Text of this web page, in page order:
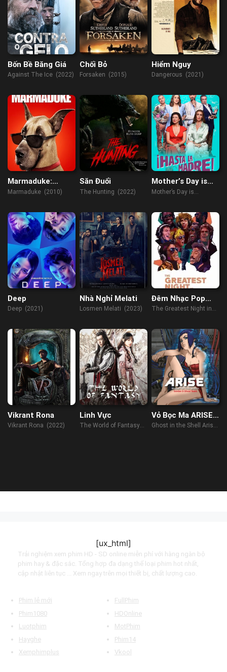
Bốn Bề Băng Giá
Against The Ice (2022)
Chối Bỏ
Forsaken (2015)
Hiểm Nguy
Dangerous (2021)
Marmaduke:
Khuấy Động Mùa
Marmaduke (2010)
Săn Đuổi
The Hunting (2022)
Mother’s Day is
Cancelled
Mother’s Day is
Deep
Deep (2021)
Nhà Nghỉ Melati
Losmen Melati (2023)
Đêm Nhạc Pop
Lịch Sử
The Greatest Night in
Vikrant Rona
Vikrant Rona (2022)
Linh Vực
The World of Fantasy
Vỏ Bọc Ma ARISE
border: 3 Nước
Ghost in the Shell Arise